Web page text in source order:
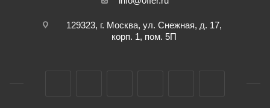
129323, г. Москва, ул. Снежная, д. 17,
корп. 1, пом. 5П